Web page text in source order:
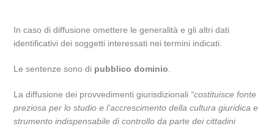
In caso di diffusione omettere le generalità e gli altri dati
identificativi dei soggetti interessati nei termini indicati.
Le sentenze sono di pubblico dominio
La diffusione dei provvedimenti giurisdizionali “costituisce fonte
preziosa per lo studio e l’accrescimento della cultura giuridica e
strumento indispensabile di controllo da parte dei cittadini